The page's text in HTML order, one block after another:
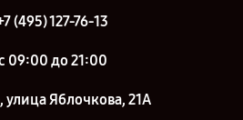
(495) 127-76-13
09:00 до 21:00
улица Яблочкова, 21А